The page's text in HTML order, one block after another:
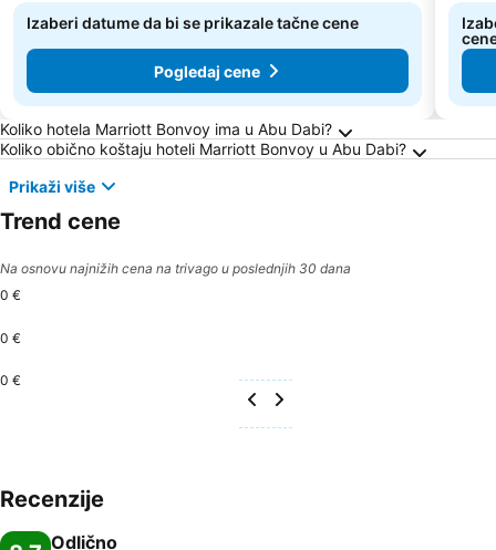
Izaberi datume da bi se prikazale tačne cene
Pogledaj cene
Frequently Asked Questions about Abu Dabi
Koliko hotela Marriott Bonvoy ima u Abu Dabi?
Koliko obično koštaju hoteli Marriott Bonvoy u Abu Dabi?
Prikaži više
Trend cene
Na osnovu najnižih cena na trivago u poslednjih 30 dana
0 €
0 €
0 €
Recenzije
Odlično